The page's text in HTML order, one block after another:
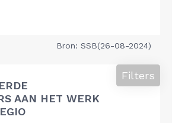
Bron: SSB(26-08-2024)
AAN HET WERK
Filters